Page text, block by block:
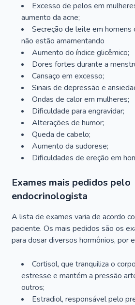
Excesso de pelos em
aumento da acne;
Secreção de leite em homens
não estão amamentando
Aumento do índice glicêmico;
Dores fortes durante a
Cansaço em excesso;
Sinais de depressão e
Ondas de calor em mulheres;
Dificuldade para engravidar;
Alterações de humor;
Queda de cabelo;
Aumento da sudorese;
Dificuldades de ereção em
Exames mais pedidos pelo
endocrinologista
A lista de exames varia de acordo
paciente. Os mais pedidos são os
para dosar diversos hormônios, por
Cortisol, que tranquiliza o
estresse e mantém a pressão
outros;
Estradiol, responsável pelo